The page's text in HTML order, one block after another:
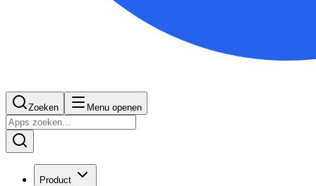
Zoeken Menu openen
Product